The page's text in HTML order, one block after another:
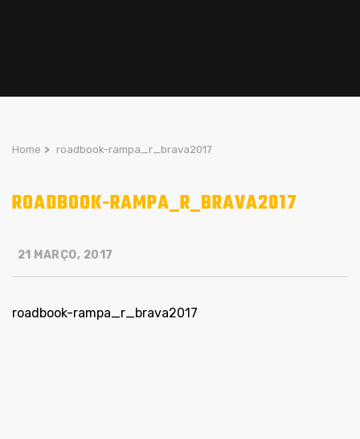
Home > roadbook-rampa_r_brava2017
ROADBOOK-RAMPA_R_BRAVA2017
21 MARÇO, 2017
roadbook-rampa_r_brava2017